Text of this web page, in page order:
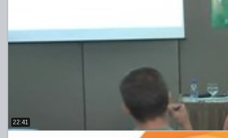
22:41